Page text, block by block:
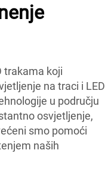
trakama koji
na traci i LED
u području
osvjetljenje,
smo pomoći
naših